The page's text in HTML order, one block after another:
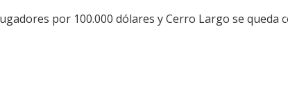
por 100.000 dólares y Cerro Largo se queda